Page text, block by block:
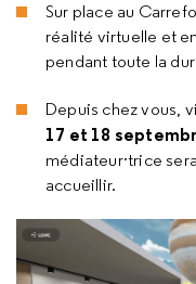
Sur place au
réalité virtuelle et
pendant toute la
Depuis chez vous,
17 et 18
médiateur·trice
accueillir.